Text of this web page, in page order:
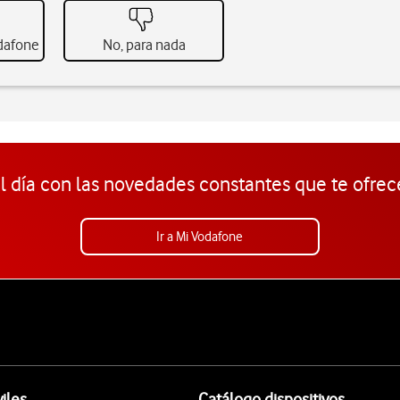
No, para nada
día con las novedades constantes que te
Ir a Mi Vodafone